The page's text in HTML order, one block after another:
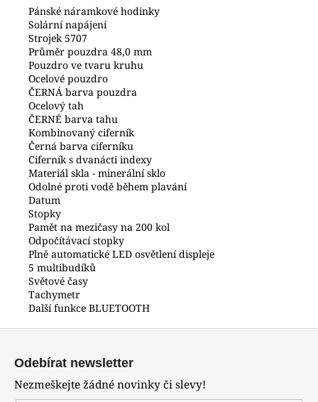
Pánské náramkové hodinky
Solární napájení
Strojek 5707
Průměr pouzdra 48,0 mm
Pouzdro ve tvaru kruhu
Ocelové pouzdro
ČERNÁ barva pouzdra
Ocelový tah
ČERNÉ barva tahu
Kombinovaný ciferník
Černá barva ciferníku
Ciferník s dvanácti indexy
Materiál skla - minerální sklo
Odolné proti vodě během plavání
Datum
Stopky
Pamět na mezičasy na 200 kol
Odpočítávací stopky
Plně automatické LED osvětlení displeje
5 multibudíků
Světové časy
Tachymetr
Další funkce BLUETOOTH
POLICE
PEWGQ0056801
690
Kč
Odebírat newsletter
Nezmeškejte žádné novinky či slevy!